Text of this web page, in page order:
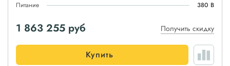
Питание
380 В
1 863 255 руб Получить скидку
Купить